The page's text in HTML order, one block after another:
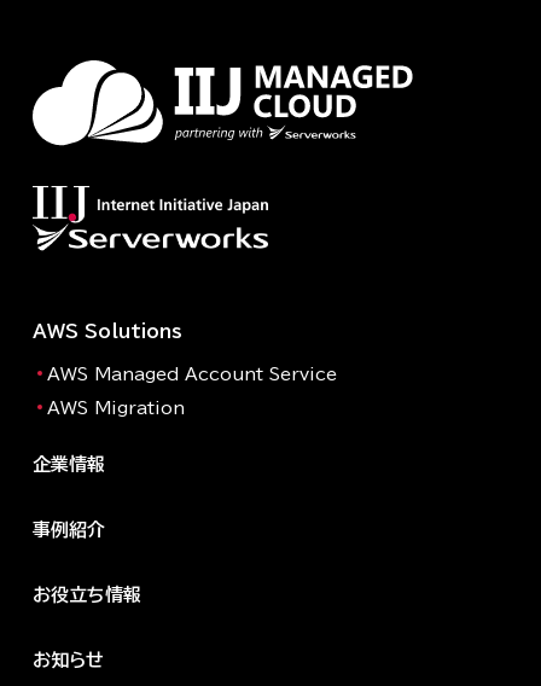
AWS Solutions
AWS Managed Account Service
AWS Migration
企業情報
事例紹介
お役立ち情報
お知らせ